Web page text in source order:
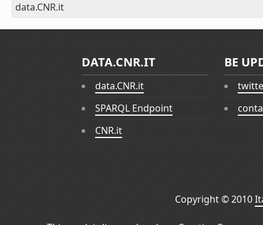
data.CNR.it
DATA.CNR.IT
data.CNR.it
SPARQL Endpoint
CNR.it
BE
Copyright © 2010